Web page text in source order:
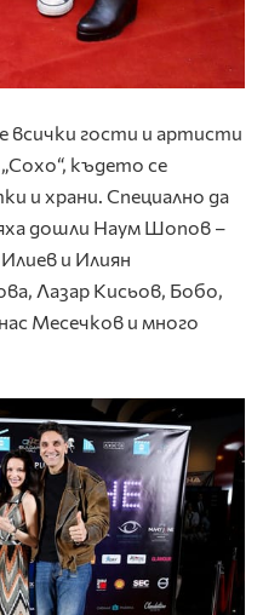
всички гости и артисти
където се
и храни. Специално да
дошли Наум Шопов –
и Илиян
Лазар Кисьов, Бобо,
Месечков и много